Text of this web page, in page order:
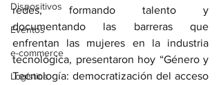
Dispositivos
Eventos
e-commerce
Logística
redes, formando talento y
documentando las barreras que
enfrentan las mujeres en la industria
tecnológica, presentaron hoy “Género y
Tecnología: democratización del acceso